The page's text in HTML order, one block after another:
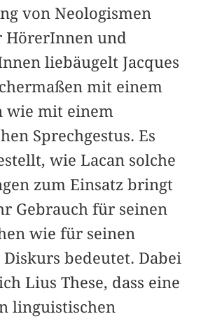
von Neologismen
HörerInnen und
liebäugelt Jacques
mit einem
wie mit einem
Sprechgestus. Es
wie Lacan solche
zum Einsatz bringt
Gebrauch für seinen
wie für seinen
bedeutet. Dabei
Lius These, dass eine
linguistischen